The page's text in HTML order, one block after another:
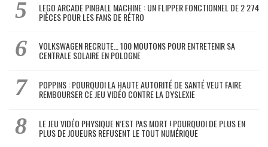
LEGO ARCADE PINBALL MACHINE : UN FLIPPER FONCTIONNEL DE 2 274
PIÈCES POUR LES FANS DE RÉTRO
VOLKSWAGEN RECRUTE… 100 MOUTONS POUR ENTRETENIR SA
CENTRALE SOLAIRE EN POLOGNE
POPPINS : POURQUOI LA HAUTE AUTORITÉ DE SANTÉ VEUT FAIRE
REMBOURSER CE JEU VIDÉO CONTRE LA DYSLEXIE
LE JEU VIDÉO PHYSIQUE N’EST PAS MORT ! POURQUOI DE PLUS EN
PLUS DE JOUEURS REFUSENT LE TOUT NUMÉRIQUE